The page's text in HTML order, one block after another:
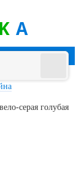
K A
серая голубая